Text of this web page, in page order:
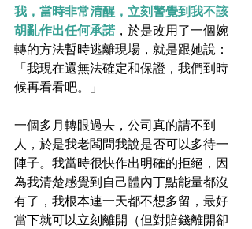
我，當時非常清醒，立刻警覺到我不該
胡亂作出任何承諾 ，於是改用了一個婉
轉的方法暫時逃離現場，就是跟她說：
「我現在還無法確定和保證，我們到時
候再看看吧。」
一個多月轉眼過去，公司真的請不到
人，於是我老闆問我說是否可以多待一
陣子。我當時很快作出明確的拒絕，因
為我清楚感覺到自己體內丁點能量都沒
有了，我根本連一天都不想多留，最好
當下就可以立刻離開（但對賠錢離開卻